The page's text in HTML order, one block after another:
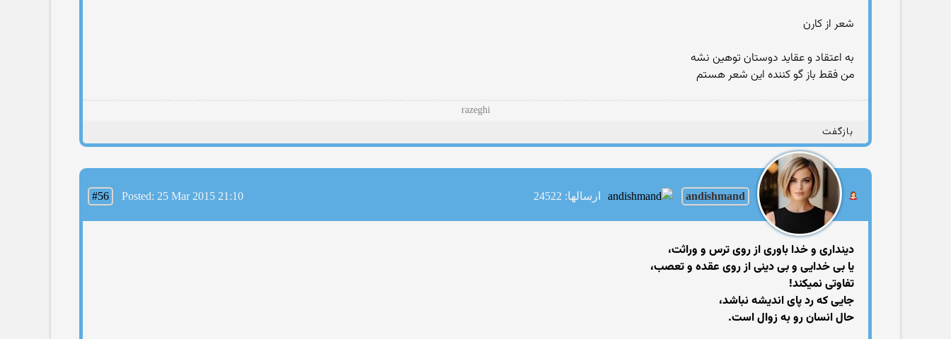
شعر از کارن
به اعتقاد و عقاید دوستان توهین نشه
من فقط باز گو کننده این شعر هستم
razeghi
بازگفت
andishmand ارسالها: 24522 #56 Posted: 25 Mar 2015 21:10
دینداری و خدا باوری از روی ترس و وراثت،
یا بی خدایی و بی دینی از روی عقده و تعصب،
تفاوتی نمیکند!
جایی که رد پای اندیشه نباشد،
حال انسان رو به زوال است.